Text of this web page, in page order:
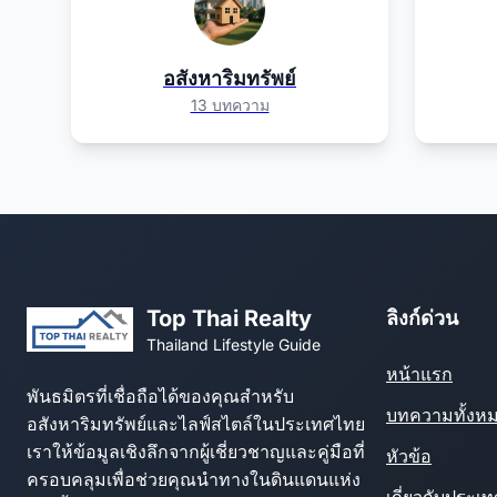
อสังหาริมทรัพย์
13 บทความ
Top Thai Realty
Thailand Lifestyle Guide
พันธมิตรที่เชื่อถือได้ของคุณสำหรับ
อสังหาริมทรัพย์และไลฟ์สไตล์ในประเทศไทย
เราให้ข้อมูลเชิงลึกจากผู้เชี่ยวชาญและคู่มือที่
ครอบคลุมเพื่อช่วยคุณนำทางในดินแดนแห่ง
ลิงก์ด่วน
หน้าแรก
บทความทั้งห
หัวข้อ